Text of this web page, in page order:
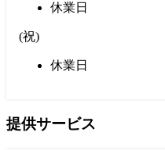
休業日
(祝)
休業日
提供サービス